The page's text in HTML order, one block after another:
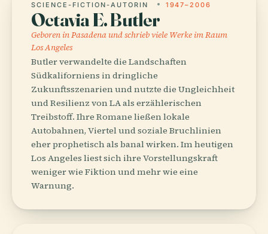
SCIENCE-FICTION-AUTORIN 1947–2006
Octavia E. Butler
Geboren in Pasadena und schrieb viele Werke im Raum
Los Angeles
Butler verwandelte die Landschaften
Südkaliforniens in dringliche
Zukunftsszenarien und nutzte die Ungleichheit
und Resilienz von LA als erzählerischen
Treibstoff. Ihre Romane ließen lokale
Autobahnen, Viertel und soziale Bruchlinien
eher prophetisch als banal wirken. Im heutigen
Los Angeles liest sich ihre Vorstellungskraft
weniger wie Fiktion und mehr wie eine
Warnung.